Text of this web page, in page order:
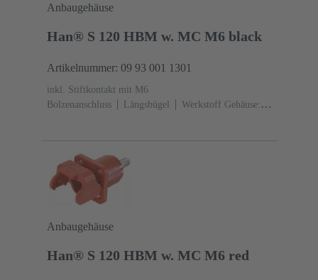
Anbaugehäuse
Han® S 120 HBM w. MC M6 black
Artikelnummer: 09 93 001 1301
inkl. Stiftkontakt mit M6
Bolzenanschluss
Längsbügel
Werkstoff Gehäuse:
Anbaugehäuse
Han® S 120 HBM w. MC M6 red